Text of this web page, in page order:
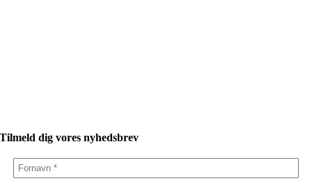
Tilmeld dig vores nyhedsbrev